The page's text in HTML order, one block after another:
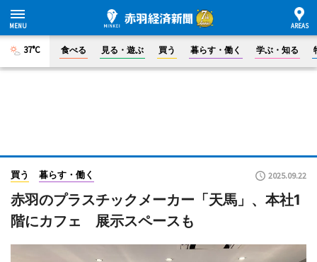
37°C 食べる 見る・遊ぶ 買う 暮らす・働く 学ぶ・知る
買う 暮らす・働く 2025.09.22
赤羽のプラスチックメーカー「天馬」、本社1
階にカフェ 展示スペースも